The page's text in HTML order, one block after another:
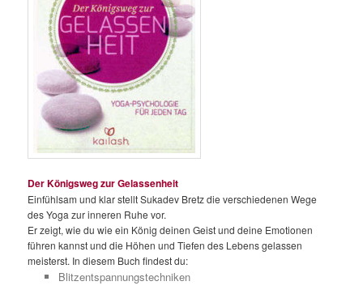
Der Königsweg zur Gelassenheit
Einfühlsam und klar stellt Sukadev Bretz die verschiedenen Wege
des Yoga zur inneren Ruhe vor.
Er zeigt, wie du wie ein König deinen Geist und deine Emotionen
führen kannst und die Höhen und Tiefen des Lebens gelassen
meisterst. In diesem Buch findest du:
Blitzentspannungstechniken